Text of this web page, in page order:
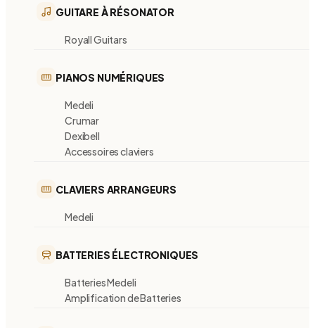
GUITARE À RÉSONATOR
Royall Guitars
PIANOS NUMÉRIQUES
Medeli
Crumar
Dexibell
Accessoires claviers
CLAVIERS ARRANGEURS
Medeli
BATTERIES ÉLECTRONIQUES
Batteries Medeli
Amplification de Batteries